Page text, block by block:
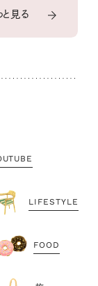
見る
LIFESTYLE
FOOD